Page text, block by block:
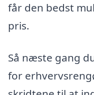
får den bedst
pris.
Så næste gang
for